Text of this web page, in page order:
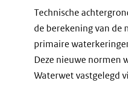
Technische
de berekening van de
primaire
Deze nieuwe normen
Waterwet vastgelegd